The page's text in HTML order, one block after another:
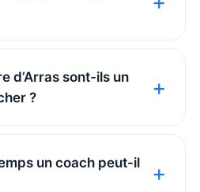
d’Arras sont-ils un
?
un coach peut-il